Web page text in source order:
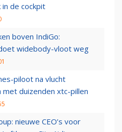
de cockpit
boven IndiGo:
widebody-vloot weg
piloot na vlucht
met duizenden xtc-pillen
nieuwe CEO’s voor